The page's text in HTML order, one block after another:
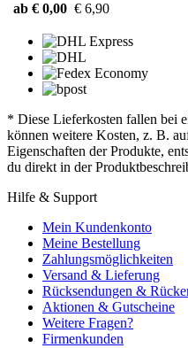
ab € 0,00 € 6,90
* Diese Lieferkosten fallen bei
können weitere Kosten, z. B.
Eigenschaften der Produkte,
du direkt in der
Hilfe & Support
Mein Kundenkonto
Meine Bestellung
Zahlungsmöglichkeiten
Versand & Lieferung
Rücksendungen &
Aktionen & Gutscheine
Weitere Fragen?
Firmenkunden